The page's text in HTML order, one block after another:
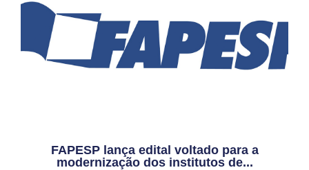
FAPESP lança edital voltado para a
modernização dos institutos de...